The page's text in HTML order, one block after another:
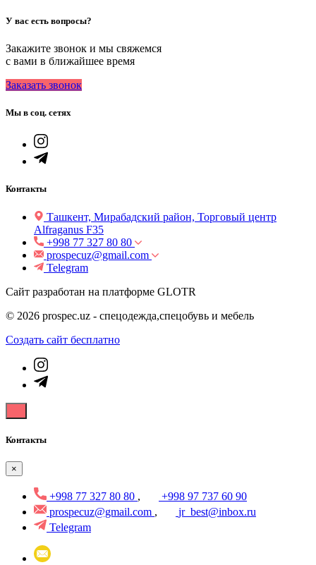
У вас есть вопросы?
Закажите звонок и мы свяжемся
с вами в ближайшее время
Заказать звонок
Мы в соц. сетях
Контакты
Ташкент, Мирабадский район, Торговый центр
Alfraganus F35
+998 77 327 80 80
prospecuz@gmail.com
Telegram
Сайт разработан на платформе GLOTR
© 2026 prospec.uz - спецодежда,спецобувь и мебель
Создать cайт бесплатно
Контакты
×
+998 77 327 80 80 ,
+998 97 737 60 90
prospecuz@gmail.com ,
jr_best@inbox.ru
Telegram